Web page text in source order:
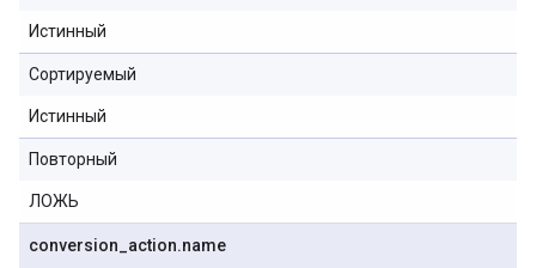
Истинный
Сортируемый
Истинный
Повторный
ЛОЖЬ
conversion action.name